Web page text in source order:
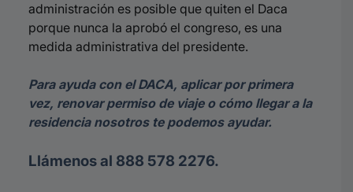
administración es posible que quiten el Daca
porque nunca la aprobó el congreso, es una
medida administrativa del presidente.
Para ayuda con el DACA, aplicar por primera
vez, renovar permiso de viaje o cómo llegar a la
residencia nosotros te podemos ayudar.
Llámenos al 888 578 2276.